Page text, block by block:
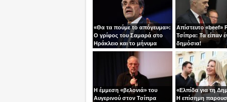
«Θα τα πούμε το απόγευμα»:
Ο γρίφος του Σαμαρά στο
Ηράκλειο και το μήνυμα
ανατροπής
Απίστευτο «beef»
Τσίπρα: Τα είπαν
δημόσια!
Η έμμεση «βελονιά» του
Αυγερινού στον Τσίπρα
«Ελπίδα για τη
Η επίσημη